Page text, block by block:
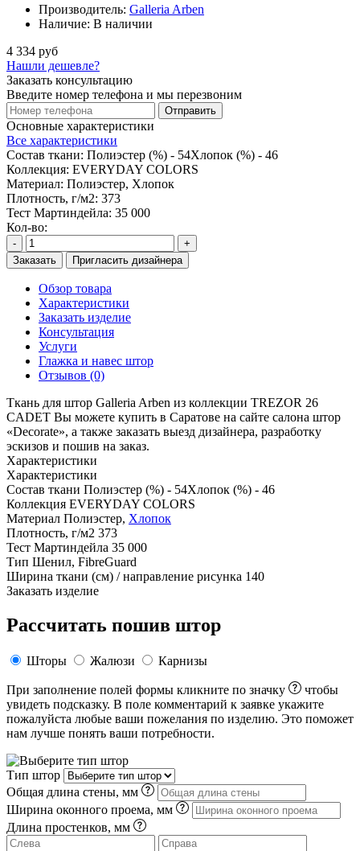
Производитель: Galleria Arben
Наличие: В наличии
4 334 руб
Нашли дешевле?
Заказать консультацию
Введите номер телефона и мы перезвоним
Отправить
Основные характеристики
Все характеристики
Состав ткани: Полиэстер (%) - 54Хлопок (%) - 46
Коллекция: EVERYDAY COLORS
Материал: Полиэстер, Хлопок
Плотность, г/м2: 373
Тест Мартиндейла: 35 000
Кол-во:
-
+
Заказать
Пригласить дизайнера
Обзор товара
Характеристики
Заказать изделие
Консультация
Услуги
Глажка и навес штор
Отзывов (0)
Ткань для штор Galleria Arben из коллекции TREZOR 26
CADET Вы можете купить в Саратове на сайте салона штор
«Decorate», а также заказать выезд дизайнера, разработку
эскизов и пошив на заказ.
Характеристики
Характеристики
Состав ткани Полиэстер (%) - 54Хлопок (%) - 46
Коллекция EVERYDAY COLORS
Материал Полиэстер, Хлопок
Плотность, г/м2 373
Тест Мартиндейла 35 000
Тип Шенил, FibreGuard
Ширина ткани (см) / направление рисунка 140
Заказать изделие
Рассчитать пошив штор
Шторы Жалюзи Карнизы
При заполнение полей формы кликните по значку
чтобы
увидеть подсказку. В поле комментарий к заявке укажите
пожалуйста любые ваши пожелания по изделию. Это поможет
нам лучше понять ваши потребности.
Тип штор
Общая длина стены, мм
Ширина оконного проема, мм
Длина простенков, мм